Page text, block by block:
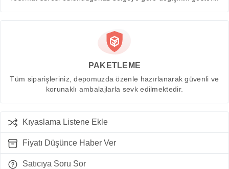
PAKETLEME
Tüm siparişleriniz, depomuzda özenle hazırlanarak güvenli ve
korunaklı ambalajlarla sevk edilmektedir.
Kıyaslama Listene Ekle
Fiyatı Düşünce Haber Ver
Satıcıya Soru Sor